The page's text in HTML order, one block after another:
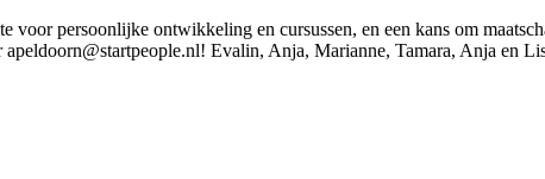
persoonlijke ontwikkeling en cursussen, en een kans om
Evalin, Anja, Marianne, Tamara, Anja en